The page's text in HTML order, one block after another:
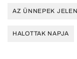
AZ ÜNNEPEK
HALOTTAK NAPJA